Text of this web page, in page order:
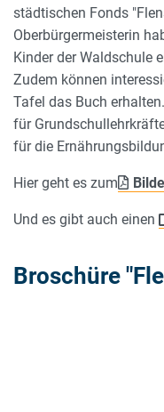
städtischen Fonds
Oberbürgermeisterin
Kinder der Waldschule
Zudem können
Tafel das Buch
für
für die
Hier geht es zum
Und es gibt auch einen
Broschüre